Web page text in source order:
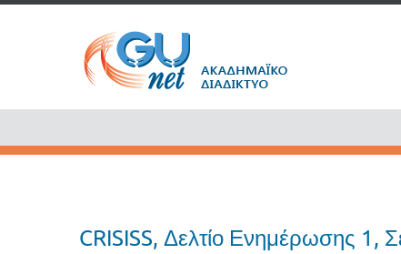
CRISISS, Δελτίο Ενημέρωσης 1,